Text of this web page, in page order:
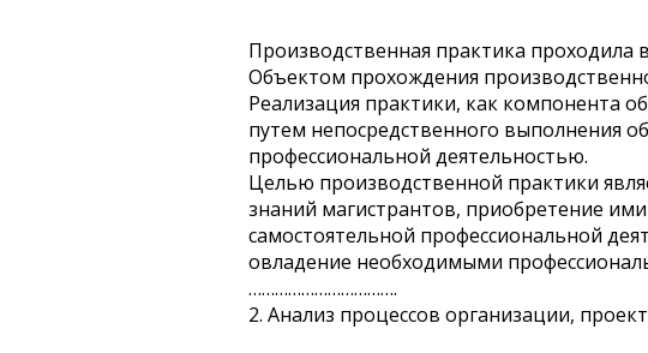
Производственная практика проходила в
Объектом прохождения
Реализация практики, как компонента
путем непосредственного выполнения
профессиональной деятельностью.
Целью производственной практики
знаний магистрантов, приобретение
самостоятельной профессиональной
овладение необходимыми
…………………………….
2. Анализ процессов организации,